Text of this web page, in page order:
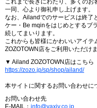
これまで長きにわたり、多くの
一同、心より御礼申し上げます。
なお、Ailandでのサービスは終了
ケー・Be mqinをはじめとするブ
続してまいります。
これからも皆様にかわいいアイ
ZOZOTOWN店をご利用いただけ
▼ Ailand ZOZOTOWN店はこちら
https://zozo.jp/sp/shop/ailand/
本サイトに関するお問い合わせに
お問い合わせ先
E-MAIL： info@vaxiv.co.jp